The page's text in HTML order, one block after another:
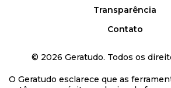
Transparência
Contato
© 2026 Geratudo. Todos os
O Geratudo esclarece que as